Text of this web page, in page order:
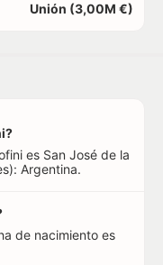
Unión (3,00M €)
es San José de la
Argentina.
de nacimiento es